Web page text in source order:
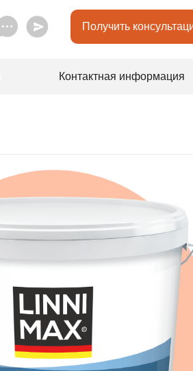
Контактная информация
Получить